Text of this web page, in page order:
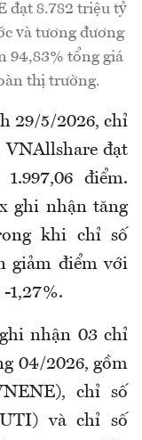
đạt 8.782 triệu tỷ
và tương đương
94,83% tổng giá
thị trường.
29/5/2026, chỉ
VNAllshare đạt
điểm.
ghi nhận tăng
khi chỉ số
giảm điểm với
1,27%.
nhận 03 chỉ
04/2026, gồm
chỉ số
và chỉ số